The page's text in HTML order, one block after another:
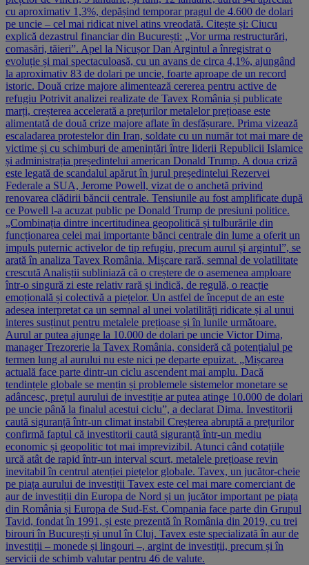
cu aproximativ 1,3%, depășind temporar pragul de 4.600 de dolari
pe uncie – cel mai ridicat nivel atins vreodată. Citește și: Ciucu
explică dezastrul financiar din București: „Vor urma restructurări,
comasări, tăieri”. Apel la Nicușor Dan Argintul a înregistrat o
evoluție și mai spectaculoasă, cu un avans de circa 4,1%, ajungând
la aproximativ 83 de dolari pe uncie, foarte aproape de un record
istoric. Două crize majore alimentează cererea pentru active de
refugiu Potrivit analizei realizate de Tavex România și publicate
marți, creșterea accelerată a prețurilor metalelor prețioase este
alimentată de două crize majore aflate în desfășurare. Prima vizează
escaladarea protestelor din Iran, soldate cu un număr tot mai mare de
victime și cu schimburi de amenințări între liderii Republicii Islamice
și administrația președintelui american Donald Trump. A doua criză
este legată de scandalul apărut în jurul președintelui Rezervei
Federale a SUA, Jerome Powell, vizat de o anchetă privind
renovarea clădirii băncii centrale. Tensiunile au fost amplificate după
ce Powell l-a acuzat public pe Donald Trump de presiuni politice.
„Combinația dintre incertitudinea geopolitică și tulburările din
funcționarea celei mai importante bănci centrale din lume a oferit un
impuls puternic activelor de tip refugiu, precum aurul și argintul”, se
arată în analiza Tavex România. Mișcare rară, semnal de volatilitate
crescută Analiștii subliniază că o creștere de o asemenea amploare
într-o singură zi este relativ rară și indică, de regulă, o reacție
emoțională și colectivă a piețelor. Un astfel de început de an este
adesea interpretat ca un semnal al unei volatilități ridicate și al unui
interes susținut pentru metalele prețioase și în lunile următoare.
Aurul ar putea ajunge la 10.000 de dolari pe uncie Victor Dima,
manager Trezorerie la Tavex România, consideră că potențialul pe
termen lung al aurului nu este nici pe departe epuizat. „Mișcarea
actuală face parte dintr-un ciclu ascendent mai amplu. Dacă
tendințele globale se mențin și problemele sistemelor monetare se
adâncesc, prețul aurului de investiție ar putea atinge 10.000 de dolari
pe uncie până la finalul acestui ciclu”, a declarat Dima. Investitorii
caută siguranță într-un climat instabil Creșterea abruptă a prețurilor
confirmă faptul că investitorii caută siguranță într-un mediu
economic și geopolitic tot mai imprevizibil. Atunci când cotațiile
urcă atât de rapid într-un interval scurt, metalele prețioase revin
inevitabil în centrul atenției piețelor globale. Tavex, un jucător-cheie
pe piața aurului de investiții Tavex este cel mai mare comerciant de
aur de investiții din Europa de Nord și un jucător important pe piața
din România și Europa de Sud-Est. Compania face parte din Grupul
Tavid, fondat în 1991, și este prezentă în România din 2019, cu trei
birouri în București și unul în Cluj. Tavex este specializată în aur de
investiții – monede și lingouri –, argint de investiții, precum și în
servicii de schimb valutar pentru 46 de valute.